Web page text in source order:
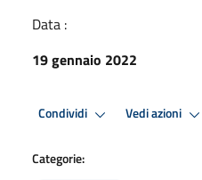
Data :
19 gennaio 2022
Condividi Vedi azioni
Categorie: